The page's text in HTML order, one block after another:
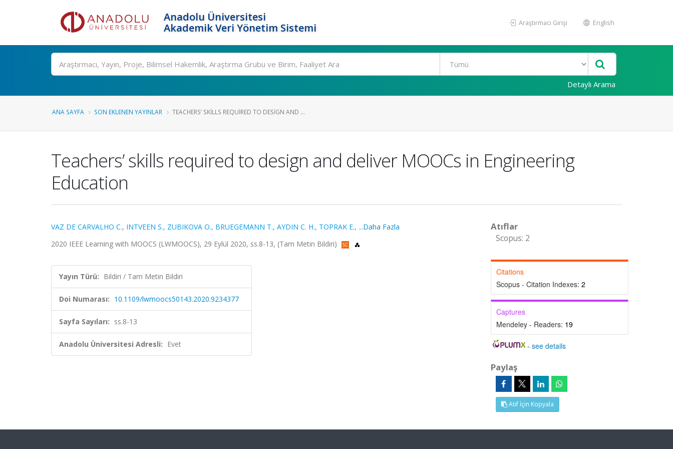
Anadolu Üniversitesi
Akademik Veri Yönetim Sistemi
Araştırmacı Girişi English
Ara
Detaylı Arama
ANA SAYFA SON EKLENEN YAYINLAR TEACHERS’ SKILLS REQUIRED TO DESIGN AND ...
Teachers’ skills required to design and deliver MOOCs in Engineering
Education
VAZ DE CARVALHO C., INTVEEN S., ZUBIKOVA O., BRUEGEMANN T., AYDIN C. H., TOPRAK E., ...Daha Fazla
2020 IEEE Learning with MOOCS (LWMOOCS), 29 Eylül 2020, ss.8-13, (Tam Metin Bildiri)
Yayın Türü: Bildiri / Tam Metin Bildiri
Doi Numarası: 10.1109/lwmoocs50143.2020.9234377
Sayfa Sayıları: ss.8-13
Anadolu Üniversitesi Adresli: Evet
Atıflar
Scopus: 2
Citations
Scopus - Citation Indexes: 2
Captures
Mendeley - Readers: 19
-see details
Paylaş
Atıf İçin Kopyala